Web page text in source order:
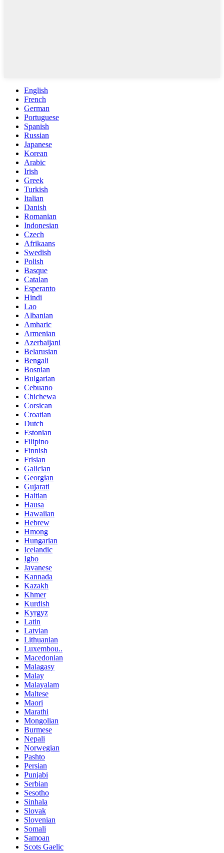
English
French
German
Portuguese
Spanish
Russian
Japanese
Korean
Arabic
Irish
Greek
Turkish
Italian
Danish
Romanian
Indonesian
Czech
Afrikaans
Swedish
Polish
Basque
Catalan
Esperanto
Hindi
Lao
Albanian
Amharic
Armenian
Azerbaijani
Belarusian
Bengali
Bosnian
Bulgarian
Cebuano
Chichewa
Corsican
Croatian
Dutch
Estonian
Filipino
Finnish
Frisian
Galician
Georgian
Gujarati
Haitian
Hausa
Hawaiian
Hebrew
Hmong
Hungarian
Icelandic
Igbo
Javanese
Kannada
Kazakh
Khmer
Kurdish
Kyrgyz
Latin
Latvian
Lithuanian
Luxembou..
Macedonian
Malagasy
Malay
Malayalam
Maltese
Maori
Marathi
Mongolian
Burmese
Nepali
Norwegian
Pashto
Persian
Punjabi
Serbian
Sesotho
Sinhala
Slovak
Slovenian
Somali
Samoan
Scots Gaelic